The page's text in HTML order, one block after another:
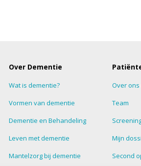
Over Dementie
Wat is dementie?
Vormen van dementie
Dementie en Behandeling
Leven met dementie
Mantelzorg bij dementie
Over
Team
Mijn
Second